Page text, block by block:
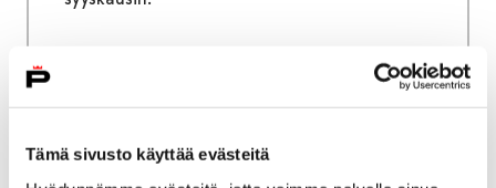
Tämä sivusto käyttää evästeitä
Opiskelijan Pori